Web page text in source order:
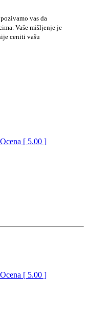
, pozivamo vas da
Vaše mišljenje je
ceniti vašu
Ocena [ 5.00 ]
Ocena [ 5.00 ]